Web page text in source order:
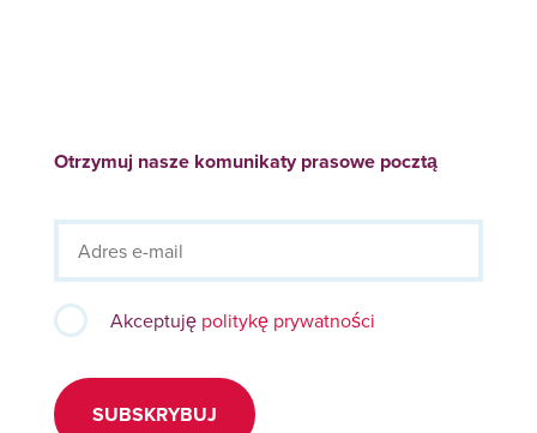
Otrzymuj nasze komunikaty prasowe pocztą
Akceptuję politykę prywatności
SUBSKRYBUJ